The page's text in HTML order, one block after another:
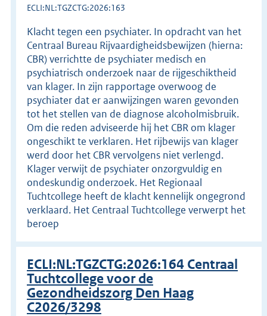
ECLI:NL:TGZCTG:2026:163
Klacht tegen een psychiater. In opdracht van het
Centraal Bureau Rijvaardigheidsbewijzen (hierna:
CBR) verrichtte de psychiater medisch en
psychiatrisch onderzoek naar de rijgeschiktheid
van klager. In zijn rapportage overwoog de
psychiater dat er aanwijzingen waren gevonden
tot het stellen van de diagnose alcoholmisbruik.
Om die reden adviseerde hij het CBR om klager
ongeschikt te verklaren. Het rijbewijs van klager
werd door het CBR vervolgens niet verlengd.
Klager verwijt de psychiater onzorgvuldig en
ondeskundig onderzoek. Het Regionaal
Tuchtcollege heeft de klacht kennelijk ongegrond
verklaard. Het Centraal Tuchtcollege verwerpt het
beroep
ECLI:NL:TGZCTG:2026:164 Centraal
Tuchtcollege voor de
Gezondheidszorg Den Haag
C2026/3298